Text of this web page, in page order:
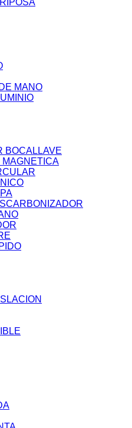
MANO
BOCALLAVE
MAGNETICA